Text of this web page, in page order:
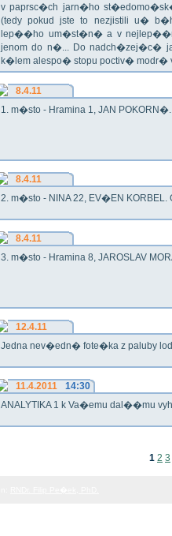
v paprsc�ch jarn�ho
(tedy pokud jste to nezjistili u�
lep��ho um�st�n� a v
jenom do n�... Do nadch�zej�c�
k�lem alespo� stopu poctiv�
8.4.11
1. m�sto - Hramina 1, JAN
8.4.11
2. m�sto - NINA 22, EV�EN KORBEL.
8.4.11
3. m�sto - Hramina 8, JAROSLAV
12.4.11
Jedna nev�edn� fote�ka z paluby
11.4.2011
14:30
ANALYTIKA 1 k Va�emu dal��mu
1 2 3